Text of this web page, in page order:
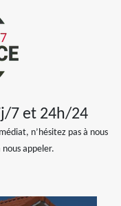
7 et 24h/24
n’hésitez pas à nous
appeler.